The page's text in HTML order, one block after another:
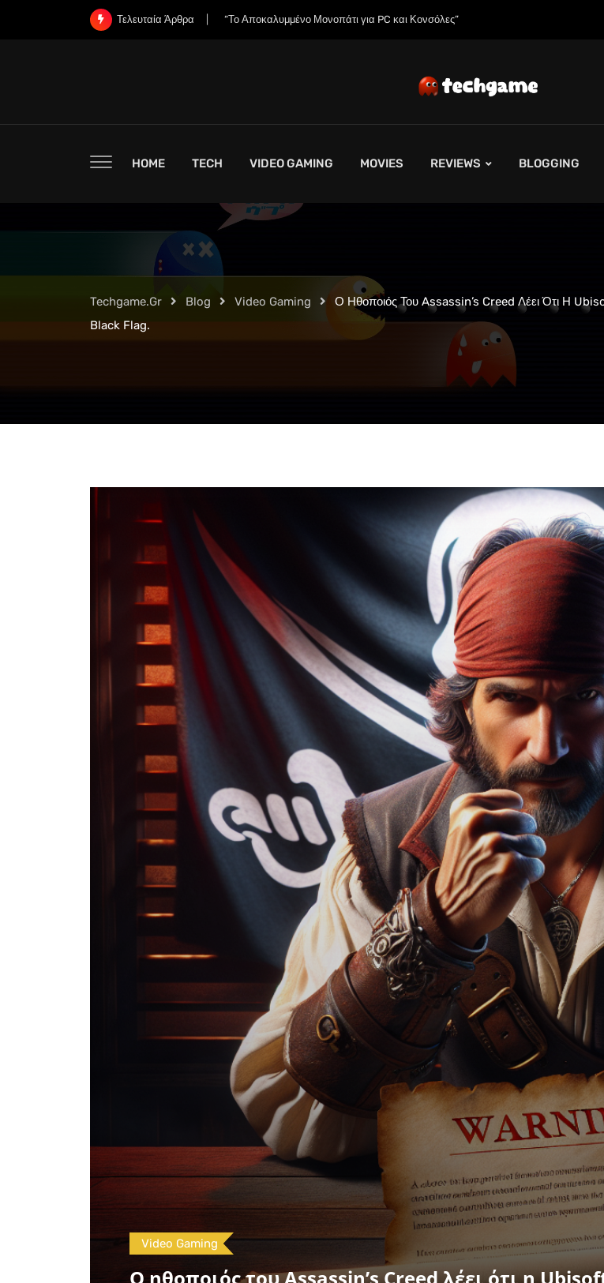
Τελευταία Άρθρα «Χάνει η Nintendo την Ψυχή της;»
HOME TECH VIDEO GAMING MOVIES REVIEWS BLOGGING
Techgame.gr Blog Video Gaming
Ο Ηθοποιός Του Assassin’s Creed Λέει Ότι Η
Black Flag.
Video Gaming